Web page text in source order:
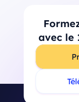
avec le